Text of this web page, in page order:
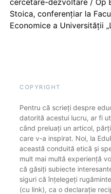
cercetare-dezvoltare / Op
Stoica, conferențiar la
Economice a Universității
COPYRIGHT
Pentru că scrieți despre
datorită acestui lucru, ar fi
când preluați un articol,
care v-a inspirat. Noi, la
această conduită etică și
mult mai multă experiență
că găsiți subiecte
siguri că înțelegeți
(cu link), ca o declarație